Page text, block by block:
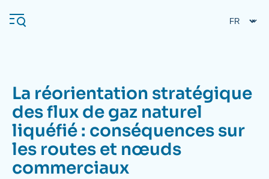
au
contenu
Navigation
principale
L'Ifri
Analyses
La réorientation stratégique
des flux de gaz naturel
liquéfié : conséquences sur
les routes et nœuds
commerciaux